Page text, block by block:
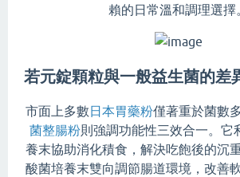
賴的日常溫和調理選擇
若元錠顆粒與一般益生菌的差
市面上多數 日本胃藥粉僅著重於菌數
菌整腸粉則強調功能性三效合一。它
養末協助消化積食，解決吃飽後的沉
酸菌培養末雙向調節腸道環境，改善